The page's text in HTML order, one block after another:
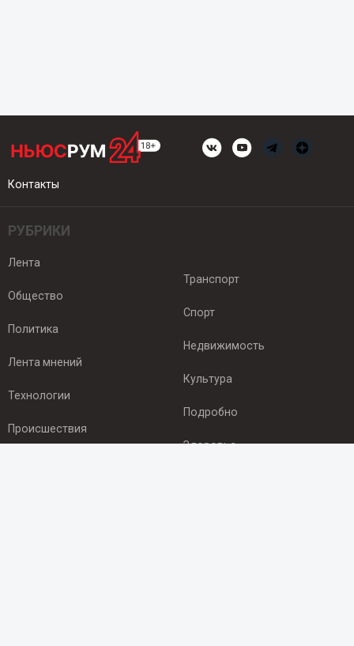
Контакты
РУБРИКИ
Лента
Общество
Политика
Лента мнений
Технологии
Происшествия
Транспорт
Спорт
Недвижимость
Культура
Подробно
Здоровье